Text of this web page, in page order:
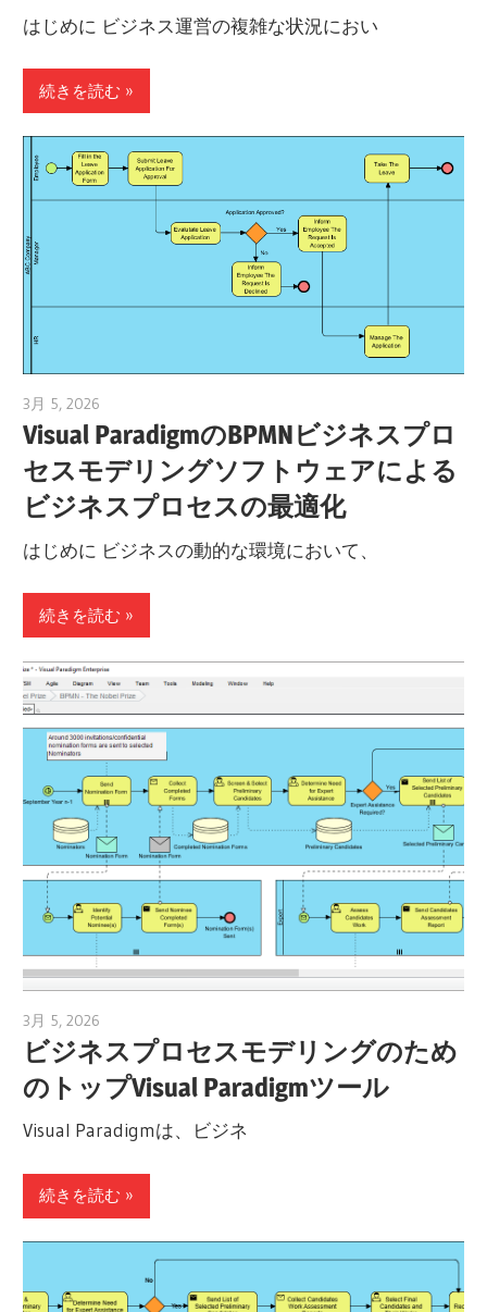
はじめに ビジネス運営の複雑な状況におい
続きを読む
3月 5, 2026
Visual ParadigmのBPMNビジネスプロ
セスモデリングソフトウェアによる
ビジネスプロセスの最適化
はじめに ビジネスの動的な環境において、
続きを読む
3月 5, 2026
ビジネスプロセスモデリングのため
のトップVisual Paradigmツール
Visual Paradigmは、ビジネ
続きを読む